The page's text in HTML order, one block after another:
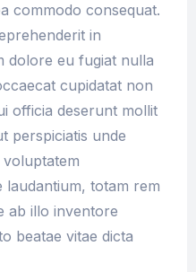
commodo consequat.
in
dolore eu fugiat nulla
cupidatat non
officia deserunt mollit
perspiciatis unde
laudantium, totam rem
ab illo inventore
beatae vitae dicta